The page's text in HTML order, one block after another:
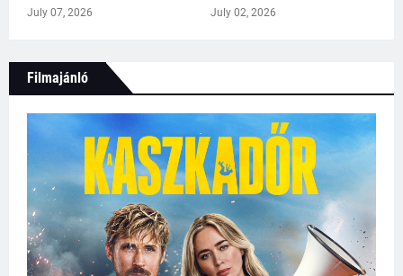
July 07, 2026 July 02, 2026
Filmajánló